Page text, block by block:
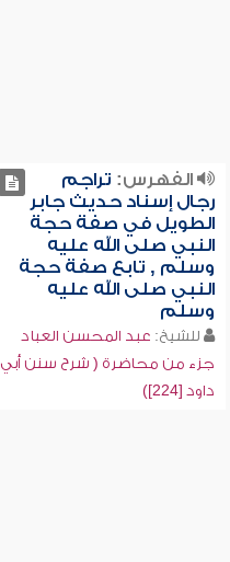
الفهرس: تراجم
رجال إسناد حديث جابر
الطويل في صفة حجة
النبي صلى الله عليه
وسلم , تابع صفة حجة
النبي صلى الله عليه
وسلم
للشيخ: عبد المحسن العباد
جزء من محاضرة ( شرح سنن أبي
داود [224])